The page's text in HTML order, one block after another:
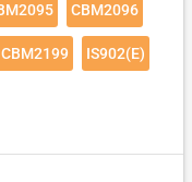
CBM2096
CBM2199 IS902(E)